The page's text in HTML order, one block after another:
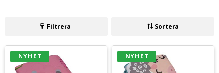
Filtrera Sortera
NYHET NYHET